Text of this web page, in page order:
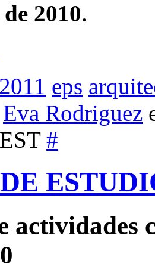
2010.
2011 eps
Eva Rodriguez
#
actividades